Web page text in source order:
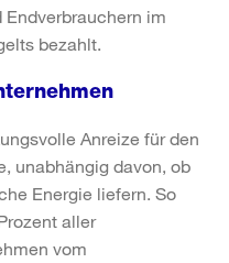
im
bezahlt.
Anreize für den
unabhängig davon, ob
Energie liefern. So
aller
vom